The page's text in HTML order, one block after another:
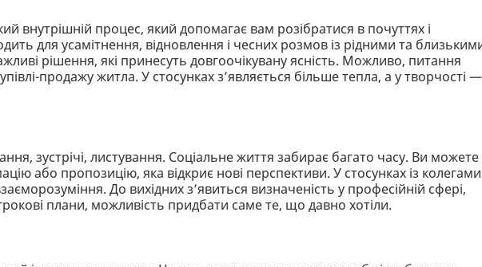
внутрішній процес, який допомагає вам розібратися в почуттях і
для усамітнення, відновлення і чесних розмов із рідними та
рішення, які принесуть довгоочікувану ясність. Можливо, питання
продажу житла. У стосунках з’являється більше тепла, а у творчості —
зустрічі, листування. Соціальне життя забирає багато часу. Ви можете
або пропозицію, яка відкриє нові перспективи. У стосунках із
До вихідних з’явиться визначеність у професійній сфері,
плани, можливість придбати саме те, що давно хотіли.